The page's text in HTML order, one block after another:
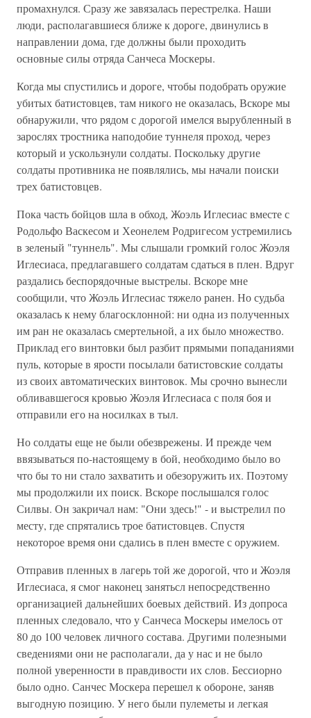
промахнулся. Сразу же завязалась перестрелка. Наши
люди, располагавшиеся ближе к дороге, двинулись в
направлении дома, где должны были проходить
основные силы отряда Санчеса Москеры.
Когда мы спустились и дороге, чтобы подобрать оружие
убитых батистовцев, там никого не оказалась, Вскоре мы
обнаружили, что рядом с дорогой имелся вырубленный в
зарослях тростника наподобие туннеля проход, через
который и ускользнули солдаты. Поскольку другие
солдаты противника не появлялись, мы начали поиски
трех батистовцев.
Пока часть бойцов шла в обход, Жоэль Иглесиас вместе с
Родольфо Васкесом и Хеонелем Родригесом устремились
в зеленый "туннель". Мы слышали громкий голос Жоэля
Иглесиаса, предлагавшего солдатам сдаться в плен. Вдруг
раздались беспорядочные выстрелы. Вскоре мне
сообщили, что Жоэль Иглесиас тяжело ранен. Но судьба
оказалась к нему благосклонной: ни одна из полученных
им ран не оказалась смертельной, а их было множество.
Приклад его винтовки был разбит прямыми попаданиями
пуль, которые в ярости посылали батистовские солдаты
из своих автоматических винтовок. Мы срочно вынесли
обливавшегося кровью Жоэля Иглесиаса с поля боя и
отправили его на носилках в тыл.
Но солдаты еще не были обезврежены. И прежде чем
ввязываться по-настоящему в бой, необходимо было во
что бы то ни стало захватить и обезоружить их. Поэтому
мы продолжили их поиск. Вскоре послышался голос
Силвы. Он закричал нам: "Они здесь!" - и выстрелил по
месту, где спрятались трое батистовцев. Спустя
некоторое время они сдались в плен вместе с оружием.
Отправив пленных в лагерь той же дорогой, что и Жоэля
Иглесиаса, я смог наконец занятьсл непосредственно
организацией дальнейших боевых действий. Из допроса
пленных следовало, что у Санчеса Москеры имелось от
80 до 100 человек личного состава. Другими полезными
сведениями они не располагали, да у нас и не было
полной уверенности в правдивости их слов. Бессиорно
было одно. Санчес Москера перешел к обороне, заняв
выгодную позицию. У него были пулеметы и легкая